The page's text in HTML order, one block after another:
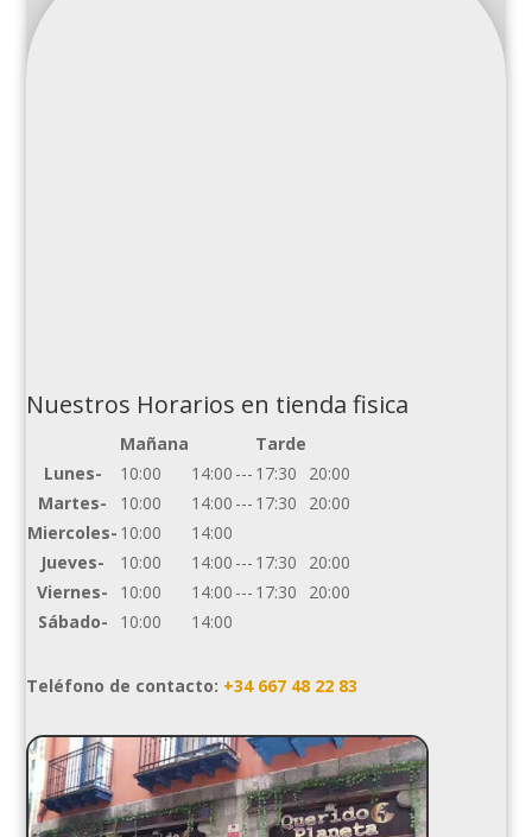
Nuestros Horarios en tienda fisica
Mañana
Tarde
Lunes-
10:00 14:00 --- 17:30
20:00
Martes-
10:00 14:00 --- 17:30
20:00
Miercoles- 10:00
14:00
Jueves-
10:00 14:00 --- 17:30
20:00
Viernes-
10:00 14:00 --- 17:30
20:00
Sábado-
10:00 14:00
Teléfono de contacto: +34 667 48 22 83